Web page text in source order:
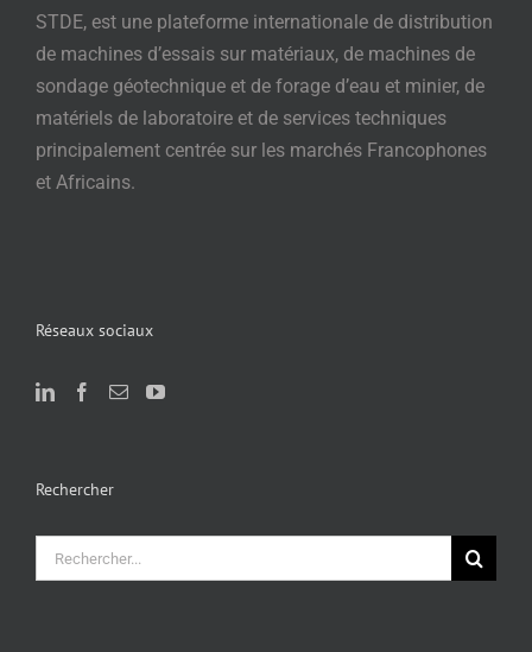
STDE, est une plateforme internationale de distribution
de machines d’essais sur matériaux, de machines de
sondage géotechnique et de forage d’eau et minier, de
matériels de laboratoire et de services techniques
principalement centrée sur les marchés Francophones
et Africains.
Réseaux sociaux
Rechercher
Rechercher: